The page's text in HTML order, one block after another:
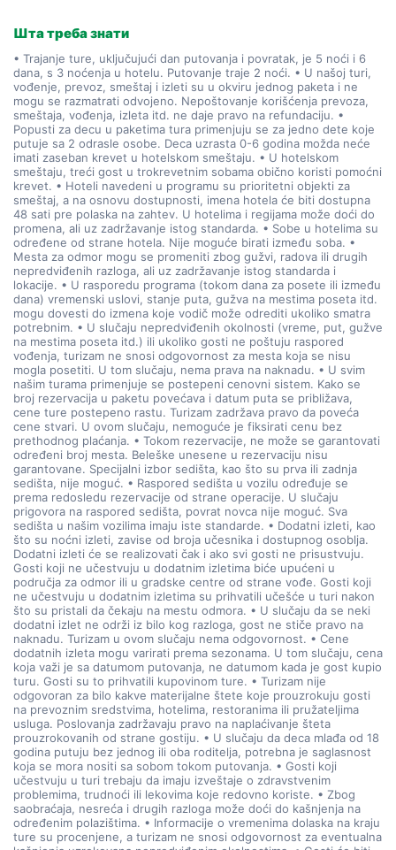
Шта треба знати
• Trajanje ture, uključujući dan putovanja i povratak, je 5 noći i 6
dana, s 3 noćenja u hotelu. Putovanje traje 2 noći. • U našoj turi,
vođenje, prevoz, smeštaj i izleti su u okviru jednog paketa i ne
mogu se razmatrati odvojeno. Nepoštovanje korišćenja prevoza,
smeštaja, vođenja, izleta itd. ne daje pravo na refundaciju. •
Popusti za decu u paketima tura primenjuju se za jedno dete koje
putuje sa 2 odrasle osobe. Deca uzrasta 0-6 godina možda neće
imati zaseban krevet u hotelskom smeštaju. • U hotelskom
smeštaju, treći gost u trokrevetnim sobama obično koristi pomoćni
krevet. • Hoteli navedeni u programu su prioritetni objekti za
smeštaj, a na osnovu dostupnosti, imena hotela će biti dostupna
48 sati pre polaska na zahtev. U hotelima i regijama može doći do
promena, ali uz zadržavanje istog standarda. • Sobe u hotelima su
određene od strane hotela. Nije moguće birati između soba. •
Mesta za odmor mogu se promeniti zbog gužvi, radova ili drugih
nepredviđenih razloga, ali uz zadržavanje istog standarda i
lokacije. • U rasporedu programa (tokom dana za posete ili između
dana) vremenski uslovi, stanje puta, gužva na mestima poseta itd.
mogu dovesti do izmena koje vodič može odrediti ukoliko smatra
potrebnim. • U slučaju nepredviđenih okolnosti (vreme, put, gužve
na mestima poseta itd.) ili ukoliko gosti ne poštuju raspored
vođenja, turizam ne snosi odgovornost za mesta koja se nisu
mogla posetiti. U tom slučaju, nema prava na naknadu. • U svim
našim turama primenjuje se postepeni cenovni sistem. Kako se
broj rezervacija u paketu povećava i datum puta se približava,
cene ture postepeno rastu. Turizam zadržava pravo da poveća
cene stvari. U ovom slučaju, nemoguće je fiksirati cenu bez
prethodnog plaćanja. • Tokom rezervacije, ne može se garantovati
određeni broj mesta. Beleške unesene u rezervaciju nisu
garantovane. Specijalni izbor sedišta, kao što su prva ili zadnja
sedišta, nije moguć. • Raspored sedišta u vozilu određuje se
prema redosledu rezervacije od strane operacije. U slučaju
prigovora na raspored sedišta, povrat novca nije moguć. Sva
sedišta u našim vozilima imaju iste standarde. • Dodatni izleti, kao
što su noćni izleti, zavise od broja učesnika i dostupnog osoblja.
Dodatni izleti će se realizovati čak i ako svi gosti ne prisustvuju.
Gosti koji ne učestvuju u dodatnim izletima biće upućeni u
područja za odmor ili u gradske centre od strane vođe. Gosti koji
ne učestvuju u dodatnim izletima su prihvatili učešće u turi nakon
što su pristali da čekaju na mestu odmora. • U slučaju da se neki
dodatni izlet ne održi iz bilo kog razloga, gost ne stiče pravo na
naknadu. Turizam u ovom slučaju nema odgovornost. • Cene
dodatnih izleta mogu varirati prema sezonama. U tom slučaju, cena
koja važi je sa datumom putovanja, ne datumom kada je gost kupio
turu. Gosti su to prihvatili kupovinom ture. • Turizam nije
odgovoran za bilo kakve materijalne štete koje prouzrokuju gosti
na prevoznim sredstvima, hotelima, restoranima ili pružateljima
usluga. Poslovanja zadržavaju pravo na naplaćivanje šteta
prouzrokovanih od strane gostiju. • U slučaju da deca mlađa od 18
godina putuju bez jednog ili oba roditelja, potrebna je saglasnost
koja se mora nositi sa sobom tokom putovanja. • Gosti koji
učestvuju u turi trebaju da imaju izveštaje o zdravstvenim
problemima, trudnoći ili lekovima koje redovno koriste. • Zbog
saobraćaja, nesreća i drugih razloga može doći do kašnjenja na
određenim polazištima. • Informacije o vremenima dolaska na kraju
ture su procenjene, a turizam ne snosi odgovornost za eventualna